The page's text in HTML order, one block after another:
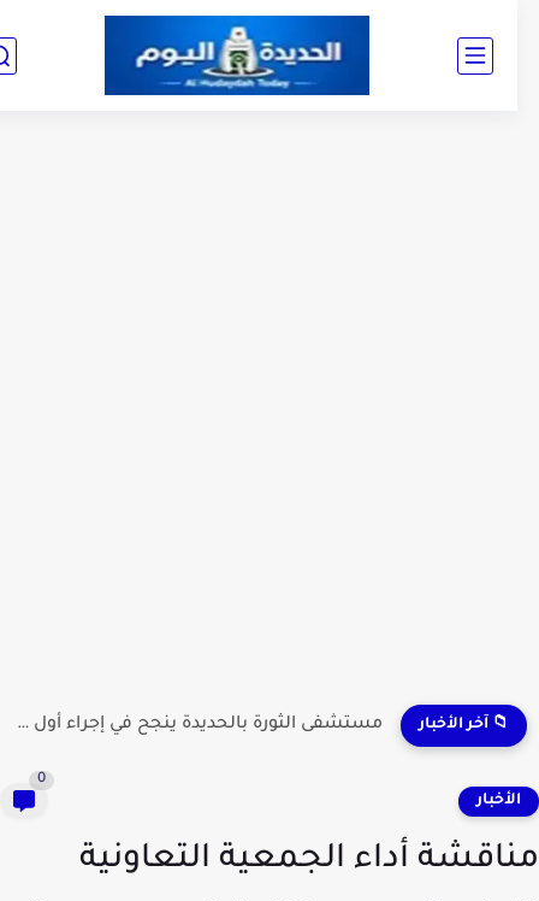
📁 آخر الأخبار مستشفى الثورة بالحديدة ينجح في إجراء أول عملية لاستئصال...
أداء الجمعية التعاونية